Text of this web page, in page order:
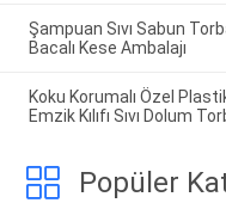
Şampuan Sıvı Sabun
Bacalı Kese Ambalajı
Koku Korumalı Özel
Emzik Kılıfı Sıvı Dolum
Popüler